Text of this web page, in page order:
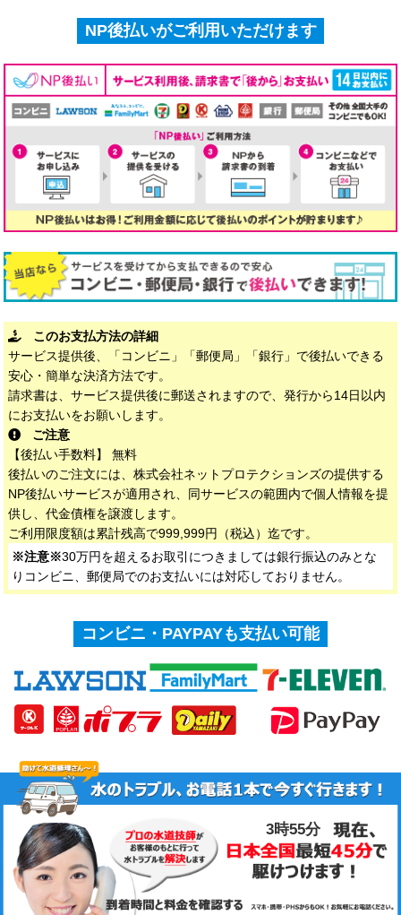
NP後払いがご利用いただけます
このお支払方法の詳細
サービス提供後、「コンビニ」「郵便局」「銀行」で後払いできる
安心・簡単な決済方法です。
請求書は、サービス提供後に郵送されますので、発行から14日以内
にお支払いをお願いします。
ご注意
【後払い手数料】 無料
後払いのご注文には、株式会社ネットプロテクションズの提供する
NP後払いサービスが適用され、同サービスの範囲内で個人情報を提
供し、代金債権を譲渡します。
ご利用限度額は累計残高で999,999円（税込）迄です。
※注意※30万円を超えるお取引につきましては銀行振込のみとな
りコンビニ、郵便局でのお支払いには対応しておりません。
コンビニ・PAYPAYも支払い可能
3時55分